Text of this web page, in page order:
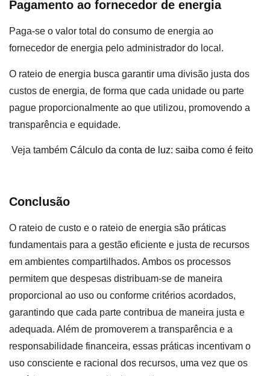
Pagamento ao fornecedor de energia
Paga-se o valor total do consumo de energia ao
fornecedor de energia pelo administrador do local.
O rateio de energia busca garantir uma divisão justa dos
custos de energia, de forma que cada unidade ou parte
pague proporcionalmente ao que utilizou, promovendo a
transparência e equidade.
Veja também Cálculo da conta de luz: saiba como é feito
Conclusão
O rateio de custo e o rateio de energia são práticas
fundamentais para a gestão eficiente e justa de recursos
em ambientes compartilhados. Ambos os processos
permitem que despesas distribuam-se de maneira
proporcional ao uso ou conforme critérios acordados,
garantindo que cada parte contribua de maneira justa e
adequada. Além de promoverem a transparência e a
responsabilidade financeira, essas práticas incentivam o
uso consciente e racional dos recursos, uma vez que os